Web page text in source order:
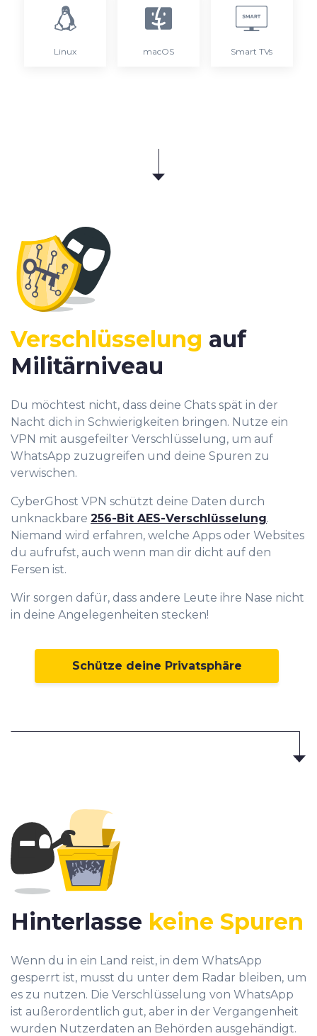
Linux macOS Smart TVs
Verschlüsselung auf
Militärniveau
Du möchtest nicht, dass deine Chats spät in der
Nacht dich in Schwierigkeiten bringen. Nutze ein
VPN mit ausgefeilter Verschlüsselung, um auf
WhatsApp zuzugreifen und deine Spuren zu
verwischen.
CyberGhost VPN schützt deine Daten durch
unknackbare 256-Bit AES-Verschlüsselung.
Niemand wird erfahren, welche Apps oder Websites
du aufrufst, auch wenn man dir dicht auf den
Fersen ist.
Wir sorgen dafür, dass andere Leute ihre Nase nicht
in deine Angelegenheiten stecken!
Schütze deine Privatsphäre
Wenn du in ein Land reist, in dem WhatsApp
gesperrt ist, musst du unter dem Radar bleiben, um
es zu nutzen. Die Verschlüsselung von WhatsApp
ist außerordentlich gut, aber in der Vergangenheit
wurden Nutzerdaten an Behörden ausgehändigt.
Hinterlasse keine Spuren